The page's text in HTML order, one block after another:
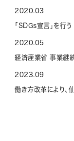
2020.03
「SDGs宣言」を行う
2020.05
経済産業省 事業継
2023.09
働き方改革により、